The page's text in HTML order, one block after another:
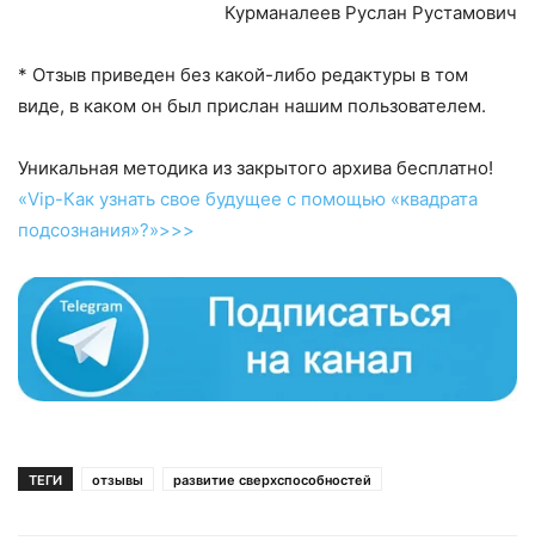
Курманалеев Руслан Рустамович
* Отзыв приведен без какой-либо редактуры в том
виде, в каком он был прислан нашим пользователем.
Уникальная методика из закрытого архива бесплатно!
«Vip-Как узнать свое будущее с помощью «квадрата
подсознания»?»>>>
ТЕГИ отзывы развитие сверхспособностей